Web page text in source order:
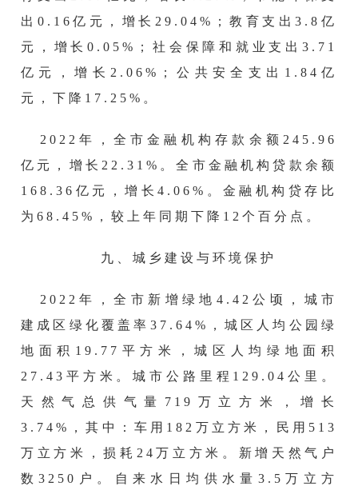
出0.16亿元，增长29.04%；教育支出3.8亿
元，增长0.05%；社会保障和就业支出3.71
亿元，增长2.06%；公共安全支出1.84亿
元，下降17.25%。
2022年， 全市金融机构存款余额 245.96
亿元，增长 22.31 %。全市金融机构贷款余额
168.36 亿元，增长4.06%。金融机构贷存比
为68.45%，较上年同期下降 12个百分点 。
九、 城乡建设与环境保护
2022年，全市新增绿地4.42公顷，城市
建成区绿化覆盖率37.64%，城区人均公园绿
地面积19.77平方米，城区人均绿地面积
27.43平方米。城市公路里程129.04公里。
天然气总供气量719万立方米，增长
3.74%，其中：车用182万立方米，民用513
万立方米，损耗24万立方米。新增天然气户
数3250户。自来水日均供水量3.5万立方